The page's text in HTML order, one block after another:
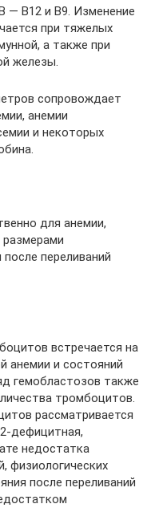
— В12 и В9. Изменение
при тяжелых
а также при
железы.
сопровождает
анемии
и некоторых
для анемии,
переливаний
встречается на
анемии и состояний
гемобластозов также
тромбоцитов.
рассматривается
дефицитная,
недостатка
физиологических
после переливаний